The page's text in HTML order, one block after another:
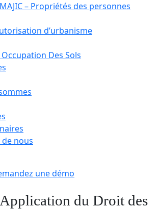
– Propriétés des personnes
d’urbanisme
Occupation Des Sols
nous
une démo
du Droit des